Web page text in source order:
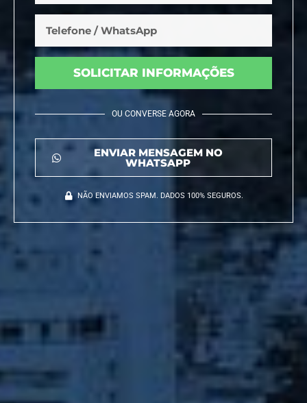
SOLICITAR INFORMAÇÕES
OU CONVERSE AGORA
ENVIAR MENSAGEM NO
WHATSAPP
NÃO ENVIAMOS SPAM. DADOS 100% SEGUROS.